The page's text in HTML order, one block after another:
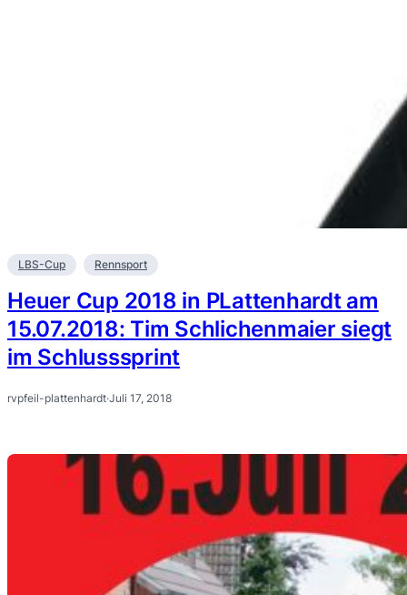
LBS-Cup Rennsport
Heuer Cup 2018 in PLattenhardt am
15.07.2018: Tim Schlichenmaier siegt
im Schlusssprint
rvpfeil-plattenhardt·Juli 17, 2018